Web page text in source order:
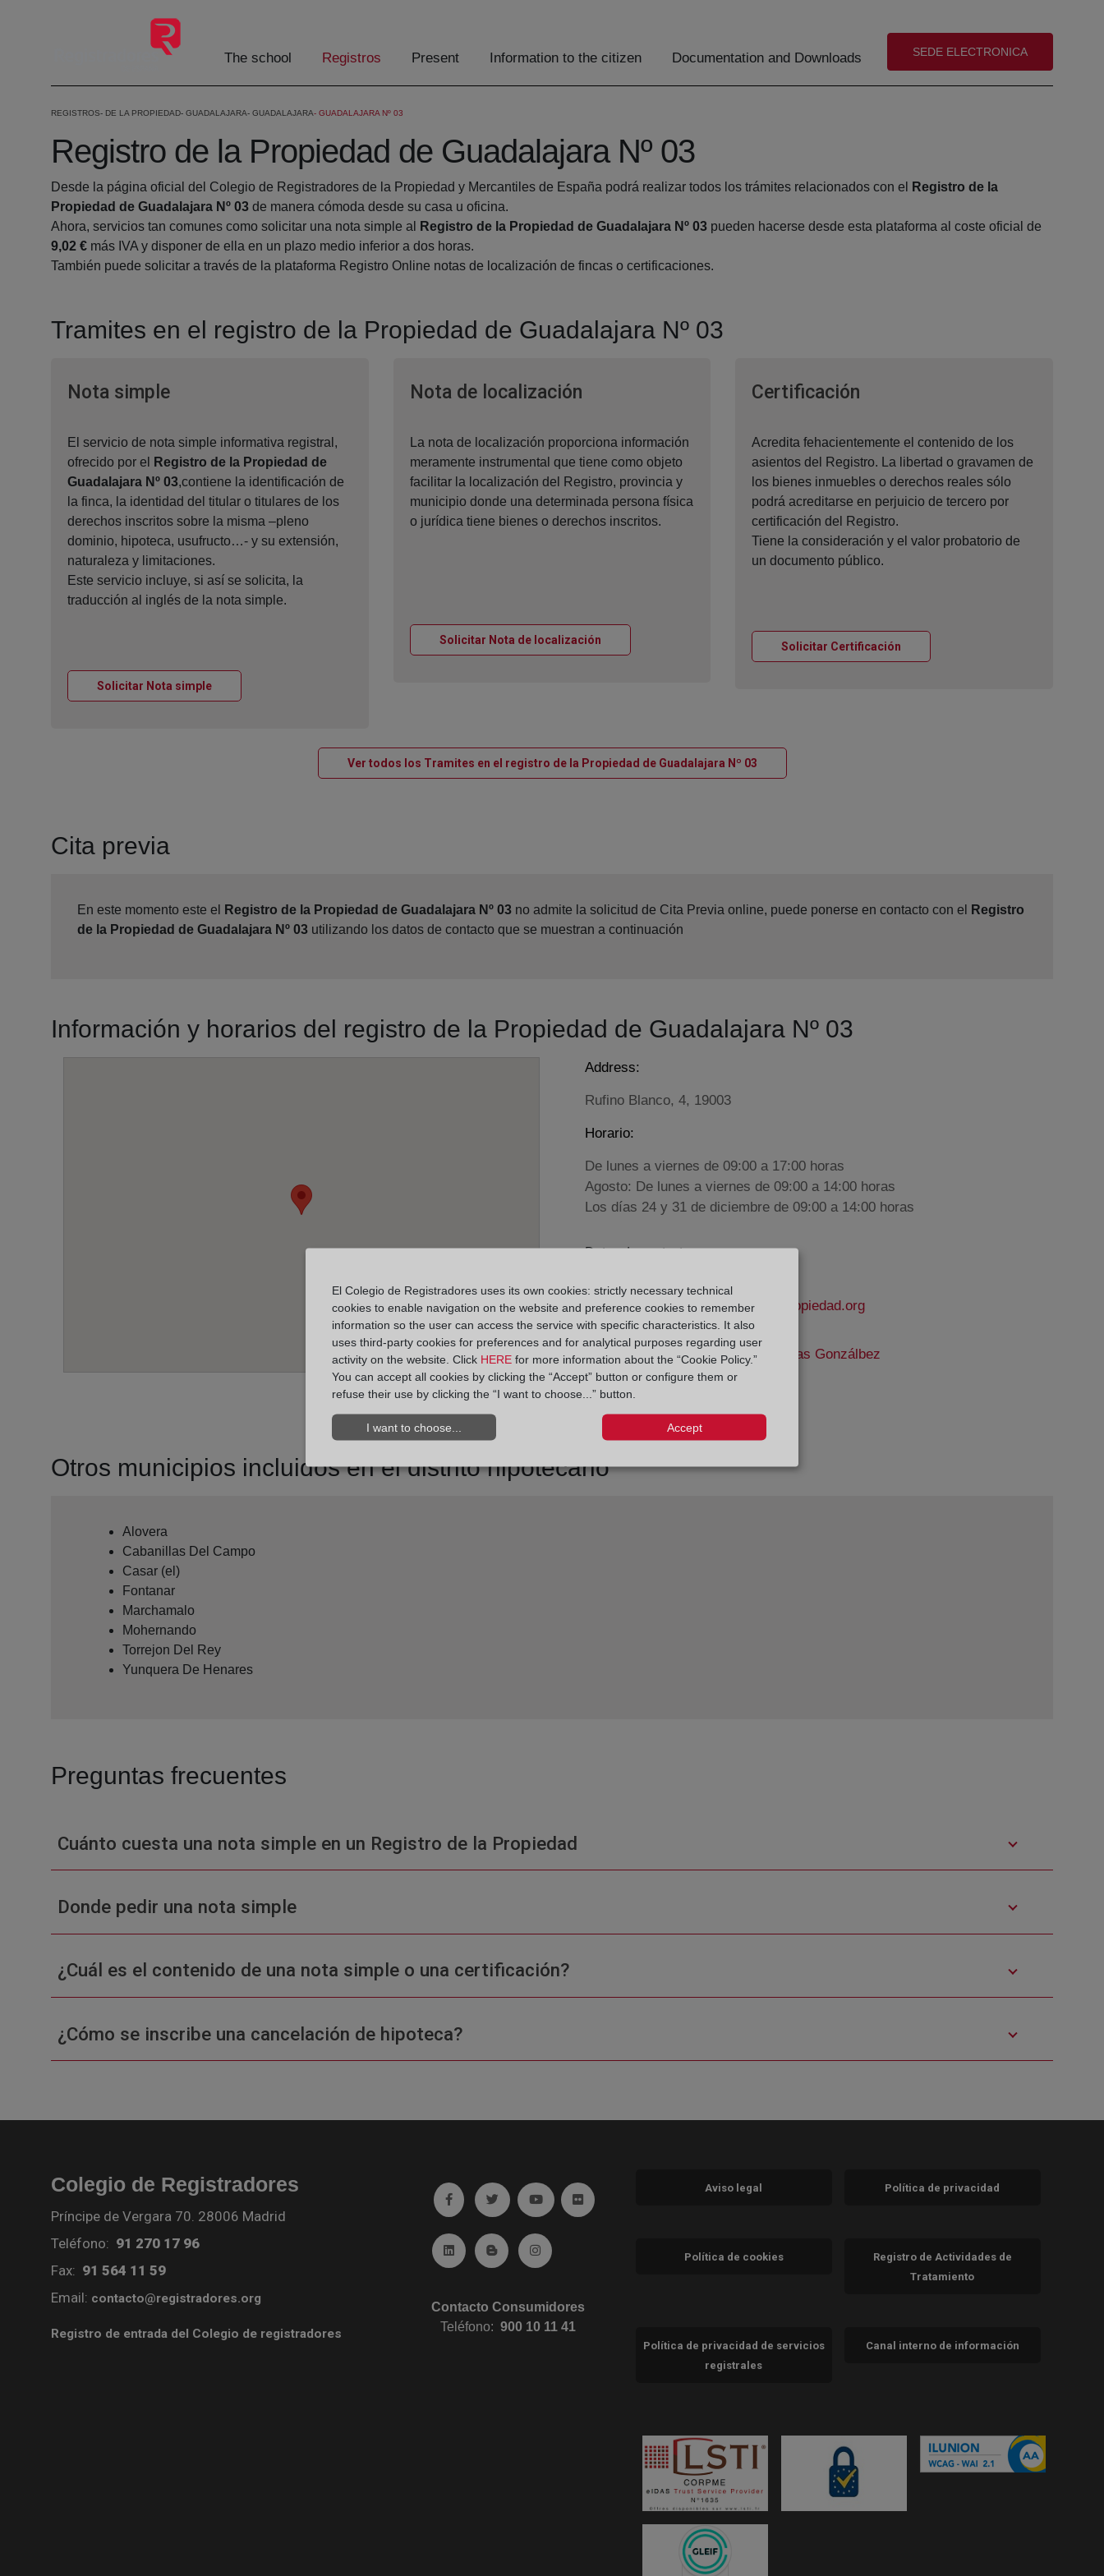
The school Registros Present Information to the citizen Documentation and Downloads (abre en nueva ventana)
SEDE ELECTRONICA
REGISTROS DE LA PROPIEDAD GUADALAJARA GUADALAJARA GUADALAJARA Nº 03
Registro de la Propiedad de Guadalajara Nº 03
Desde la página oficial del Colegio de Registradores de la Propiedad y Mercantiles de España podrá realizar todos los trámites relacionados con el
Registro de la
Propiedad de Guadalajara Nº 03 de manera cómoda desde su casa u oficina.
Ahora, servicios tan comunes como solicitar una nota simple al
Registro de la Propiedad de Guadalajara Nº 03 pueden hacerse desde esta plataforma al coste oficial de
9,02 € más IVA y disponer de ella en un plazo medio inferior a dos horas.
También puede solicitar a través de la plataforma Registro Online notas de localización de fincas o certificaciones.
Tramites en el registro de la Propiedad de Guadalajara Nº 03
Nota simpleVentana nueva
El servicio de nota simple informativa registral,
ofrecido por el
Registro de la Propiedad de
Guadalajara Nº 03,contiene la identificación de
la finca, la identidad del titular o titulares de los
derechos inscritos sobre la misma –pleno
dominio, hipoteca, usufructo…- y su extensión,
naturaleza y limitaciones.
Este servicio incluye, si así se solicita, la
traducción al inglés de la nota simple.
Solicitar Nota simpleVentana nueva
Nota de localizaciónVentana nueva
La nota de localización proporciona información
meramente instrumental que tiene como objeto
facilitar la localización del Registro, provincia y
municipio donde una determinada persona física
o jurídica tiene bienes o derechos inscritos.
Solicitar Nota de localizaciónVentana nueva
Certificación
Acredita fehacientemente el contenido de los
asientos del Registro. La libertad o gravamen de
los bienes inmuebles o derechos reales sólo
podrá acreditarse en perjuicio de tercero por
certificación del Registro.
Tiene la consideración y el valor probatorio de
un documento público.
Solicitar Certificación
Ver todos los Tramites en el registro de la Propiedad de Guadalajara Nº 03Ventana nueva
Cita previa
En este momento este el Registro de la Propiedad de Guadalajara Nº 03 no admite la solicitud de Cita Previa online, puede ponerse en contacto con el
Registro
de la Propiedad de Guadalajara Nº 03 utilizando los datos de contacto que se muestran a continuación
Información y horarios del registro de la Propiedad de Guadalajara Nº 03
Address:
Rufino Blanco, 4, 19003
Horario:
De lunes a viernes de 09:00 a 17:00 horas
Agosto: De lunes a viernes de 09:00 a 14:00 horas
Los días 24 y 31 de diciembre de 09:00 a 14:00 horas
Datos de contacto:
guadalajara3@registrodelapropiedad.org
Datos del Registrador:
José Antonio Jordana de Pozas Gonzálbez
Delegado de Protección de Datos:
dpo@corpme.es
Otros municipios incluidos en el distrito hipotecario
Alovera
Cabanillas Del Campo
Casar (el)
Fontanar
Marchamalo
Mohernando
Torrejon Del Rey
Yunquera De Henares
Preguntas frecuentes
Cuánto cuesta una nota simple en un Registro de la Propiedad
Donde pedir una nota simple
¿Cuál es el contenido de una nota simple o una certificación?
¿Cómo se inscribe una cancelación de hipoteca?
Colegio de Registradores
Príncipe de Vergara 70. 28006 Madrid
Teléfono: 91 270 17 96
Fax: 91 564 11 59
Email: contacto@registradores.org
Registro de entrada del Colegio de registradores
Ir a facebook (abre en ventana nueva)
Ir a twitter (abre en ventana nueva)
Ir a YouTube (abre en ventana nueva)
Ir a Flickr (abre en ventana nueva)
Ir a Linkedin (abre en ventana nueva)
Ir al Blog (abre en ventana nueva)
Ir a Instagram (abre en ventana nueva)
Contacto Consumidores
Teléfono:900 10 11 41
Aviso legal Política de privacidad
Política de cookies
Registro de Actividades de
Tratamiento
Política de privacidad de servicios
registrales
Canal interno de información
El Colegio de Registradores uses its own cookies: strictly necessary technical
cookies to enable navigation on the website and preference cookies to remember
information so the user can access the service with specific characteristics. It also
uses third-party cookies for preferences and for analytical purposes regarding user
activity on the website. Click HERE for more information about the “Cookie Policy.”
You can accept all cookies by clicking the “Accept” button or configure them or
refuse their use by clicking the “I want to choose...” button.
I want to choose... Accept